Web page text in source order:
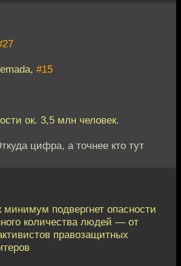
#15
ок. 3,5 млн человек.
цифра, а точнее кто тут
минимум подвергнет опасности
количества людей — от
правозащитных